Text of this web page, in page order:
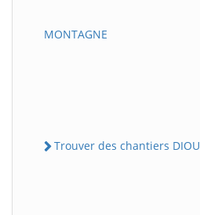
MONTAGNE
Trouver des chantiers DIOU